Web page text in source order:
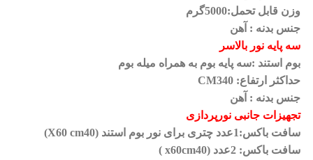
وزن قابل تحمل:5000گرم
جنس بدنه : آهن
سه پایه نور بالاسر
بوم استند :سه پایه بوم به همراه میله بوم
حداکثر ارتفاع: 340
CM
جنس بدنه : آهن
تجهیزات جانبی نورپردازی
سافت باکس:1عدد چتری برای نور بوم استند (40
X60 cm)
سافت باکس: 2عدد (40
x60cm )